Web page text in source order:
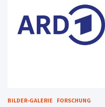
BILDER-GALERIE FORSCHUNG